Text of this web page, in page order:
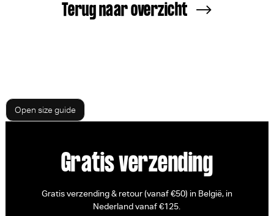
Terug naar overzicht
Open size guide
Gratis verzending
Gratis verzending & retour (vanaf €50) in België, in
Nederland vanaf €125.